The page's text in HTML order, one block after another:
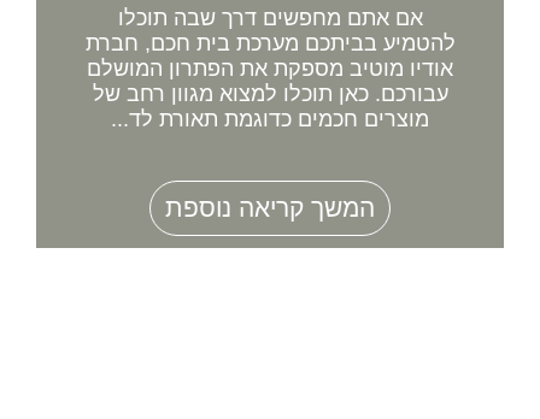
אם אתם מחפשים דרך שבה תוכלו
להטמיע בביתכם מערכת בית חכם, חברת
אודיו מוטיב מספקת את הפתרון המושלם
עבורכם. כאן תוכלו למצוא מגוון רחב של
מוצרים חכמים כדוגמת תאורת לד...
המשך קריאה נוספת